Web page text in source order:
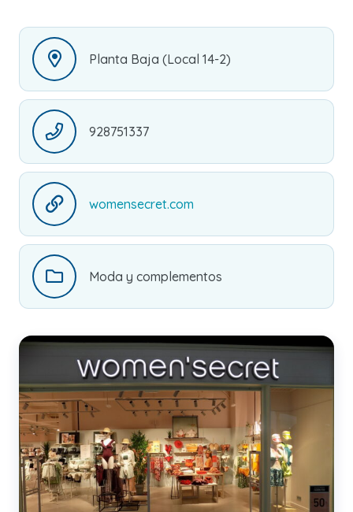
Planta Baja (Local 14-2)
928751337
womensecret.com
Moda y complementos